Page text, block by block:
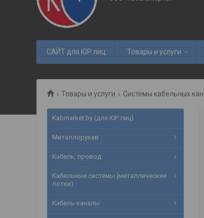
САЙТ для ЮР.лиц Товары и услуги
Товары и услуги Системы кабельных
Kabmarket.by (для ЮР.лиц)
Металлорукав
Кабель, провод
Кабельные системы (металлические
лотки)
Кабель-каналы